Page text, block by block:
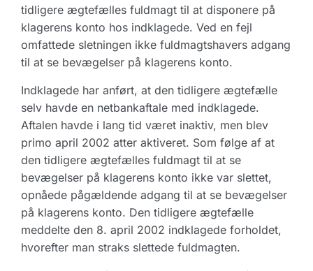
tidligere ægtefælles fuldmagt til at disponere på
klagerens konto hos indklagede. Ved en fejl
omfattede sletningen ikke fuldmagtshavers adgang
til at se bevægelser på klagerens konto.
Indklagede har anført, at den tidligere ægtefælle
selv havde en netbankaftale med indklagede.
Aftalen havde i lang tid været inaktiv, men blev
primo april 2002 atter aktiveret. Som følge af at
den tidligere ægtefælles fuldmagt til at se
bevægelser på klagerens konto ikke var slettet,
opnåede pågældende adgang til at se bevægelser
på klagerens konto. Den tidligere ægtefælle
meddelte den 8. april 2002 indklagede forholdet,
hvorefter man straks slettede fuldmagten.